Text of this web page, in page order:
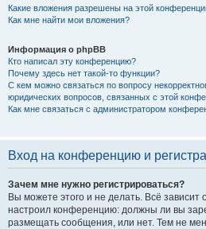
Какие вложения разрешены на этой
Как мне найти мои вложения?
Информация о phpBB
Кто написал эту конференцию?
Почему здесь нет такой-то функции?
С кем можно связаться по вопросу
юридических вопросов, связанных с этой
Как мне связаться с администратором
Вход на конференцию и
Зачем мне нужно регистрироваться?
Вы можете этого и не делать. Всё зависит
настроил конференцию: должны ли вы
размещать сообщения, или нет. Тем не